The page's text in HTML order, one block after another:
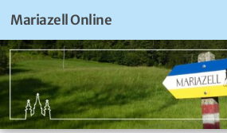
Mariazell Online